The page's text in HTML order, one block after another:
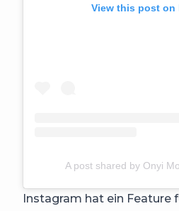
View this post on
A post shared by Onyi
Instagram hat ein Feature